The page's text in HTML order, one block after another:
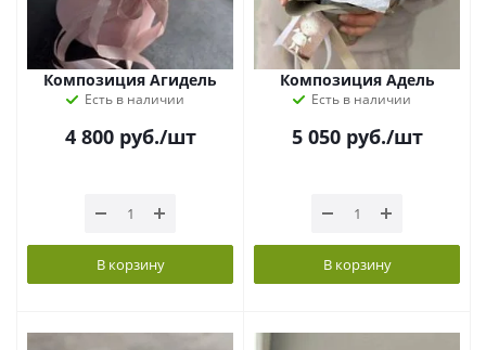
Композиция Агидель
Есть в наличии
4 800руб./шт
В корзину
Композиция Адель
Есть в наличии
5 050руб./шт
В корзину